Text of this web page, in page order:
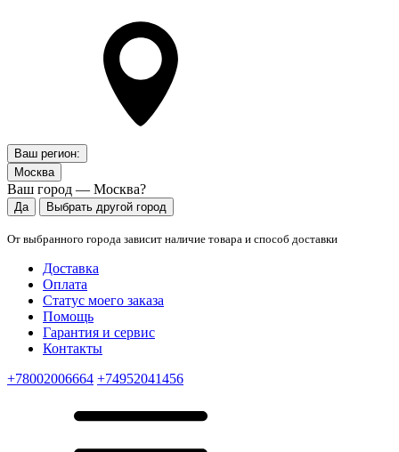
Ваш регион:
Москва
Ваш город — Москва?
Да Выбрать другой город
От выбранного города зависит наличие товара и способ доставки
Доставка
Оплата
Статус моего заказа
Помощь
Гарантия и сервис
Контакты
+78002006664 +74952041456